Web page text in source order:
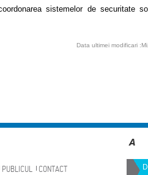
sistemelor de securitate
Data ultimei modificari
CONTACT